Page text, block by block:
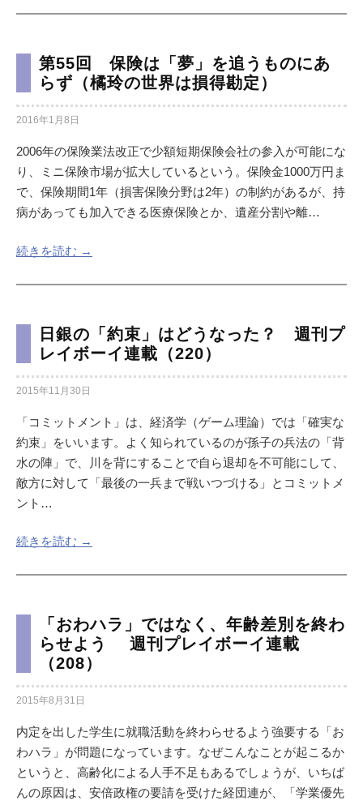
第55回 保険は「夢」を追うものにあ
らず（橘玲の世界は損得勘定）
2016年1月8日
2006年の保険業法改正で少額短期保険会社の参入が可能にな
り、ミニ保険市場が拡大しているという。保険金1000万円ま
で、保険期間1年（損害保険分野は2年）の制約があるが、持
病があっても加入できる医療保険とか、遺産分割や離…
続きを読む →
日銀の「約束」はどうなった？ 週刊プ
レイボーイ連載（220）
2015年11月30日
「コミットメント」は、経済学（ゲーム理論）では「確実な
約束」をいいます。よく知られているのが孫子の兵法の「背
水の陣」で、川を背にすることで自ら退却を不可能にして、
敵方に対して「最後の一兵まで戦いつづける」とコミットメ
ント…
続きを読む →
「おわハラ」ではなく、年齢差別を終わ
らせよう 週刊プレイボーイ連載
（208）
2015年8月31日
内定を出した学生に就職活動を終わらせるよう強要する「お
わハラ」が問題になっています。なぜこんなことが起こるか
というと、高齢化による人手不足もあるでしょうが、いちば
んの原因は、安倍政権の要請を受けた経団連が、「学業優先